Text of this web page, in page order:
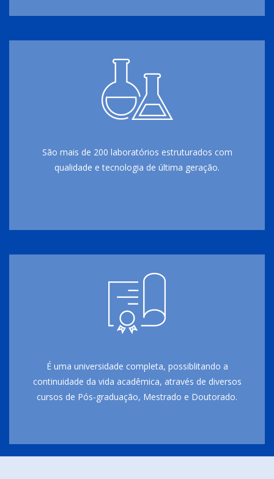
São mais de 200 laboratórios estruturados com
qualidade e tecnologia de última geração.
É uma universidade completa, possiblitando a
continuidade da vida acadêmica, através de diversos
cursos de Pós-graduação, Mestrado e Doutorado.